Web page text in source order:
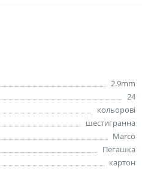
2.9mm
24
кольорові
шестигранна
Marco
Пегашка
картон